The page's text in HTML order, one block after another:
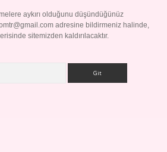
aykırı olduğunu düşündüğünüz
adresine bildirmeniz halinde,
sitemizden kaldırılacaktır.